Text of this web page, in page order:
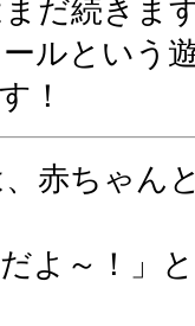
だ続きま
ルという
！
赤ちゃん
よ～！」